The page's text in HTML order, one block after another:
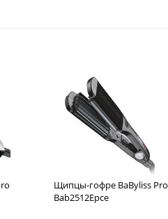
Щипцы-гофре BaByliss Pro
Bab2512Epce